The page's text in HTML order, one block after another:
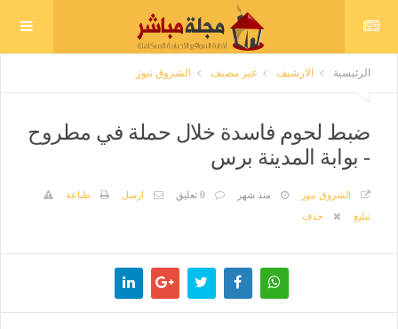
الرئيسية الارشيف غير مصنف الشروق نيوز
ضبط لحوم فاسدة خلال حملة في مطروح
- بوابة المدينة برس
الشروق نيوز منذ شهر 0 تعليق ارسل
طباعة
تبليغ
حذف